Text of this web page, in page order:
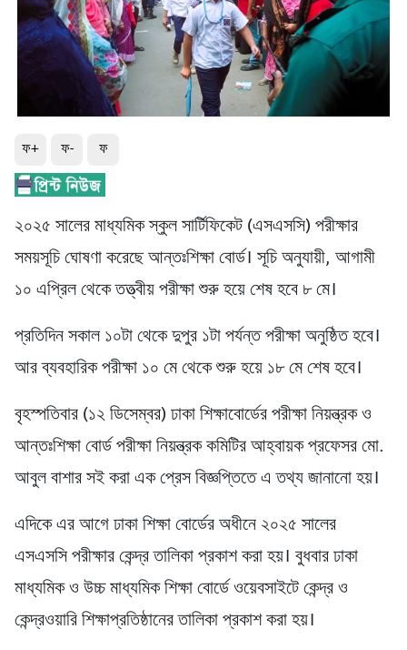
ফ+ ফ- ফ
২০২৫ সালের মাধ্যমিক স্কুল সার্টিফিকেট (এসএসসি) পরীক্ষার
সময়সূচি ঘোষণা করেছে আন্তঃশিক্ষা বোর্ড। সূচি অনুযায়ী, আগামী
১০ এপ্রিল থেকে তত্ত্বীয় পরীক্ষা শুরু হয়ে শেষ হবে ৮ মে।
প্রতিদিন সকাল ১০টা থেকে দুপুর ১টা পর্যন্ত পরীক্ষা অনুষ্ঠিত হবে।
আর ব্যবহারিক পরীক্ষা ১০ মে থেকে শুরু হয়ে ১৮ মে শেষ হবে।
বৃহস্পতিবার (১২ ডিসেম্বর) ঢাকা শিক্ষাবোর্ডের পরীক্ষা নিয়ন্ত্রক ও
আন্তঃশিক্ষা বোর্ড পরীক্ষা নিয়ন্ত্রক কমিটির আহ্বায়ক প্রফেসর মো.
আবুল বাশার সই করা এক প্রেস বিজ্ঞপ্তিতে এ তথ্য জানানো হয়।
এদিকে এর আগে ঢাকা শিক্ষা বোর্ডের অধীনে ২০২৫ সালের
এসএসসি পরীক্ষার কেন্দ্র তালিকা প্রকাশ করা হয়। বুধবার ঢাকা
মাধ্যমিক ও উচ্চ মাধ্যমিক শিক্ষা বোর্ডে ওয়েবসাইটে কেন্দ্র ও
কেন্দ্রওয়ারি শিক্ষাপ্রতিষ্ঠানের তালিকা প্রকাশ করা হয়।